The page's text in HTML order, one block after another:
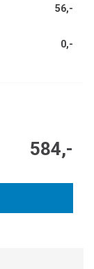
56,-
0,-
584,-